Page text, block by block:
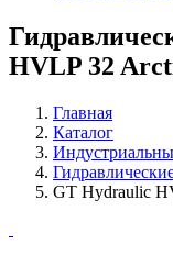
HVLP 32
Главная
Каталог
GT Hydraulic